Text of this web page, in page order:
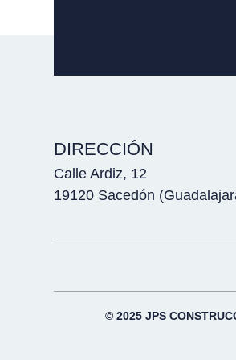
DIRECCIÓN
Calle Ardiz, 12
19120 Sacedón
© 2025 JPS